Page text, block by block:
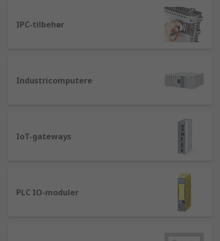
IPC-tilbehør
Industricomputere
IoT-gateways
PLC IO-moduler